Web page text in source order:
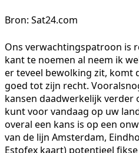
Bron: Sat24.com
Ons verwachtingspatroon is
kant te noemen al neem ik
er teveel bewolking zit, komt
goed tot zijn recht.
kansen daadwerkelijk verder
kunt voor vandaag op uw
overal een kans is op een
van de lijn Amsterdam,
Estofex kaart) potentieel